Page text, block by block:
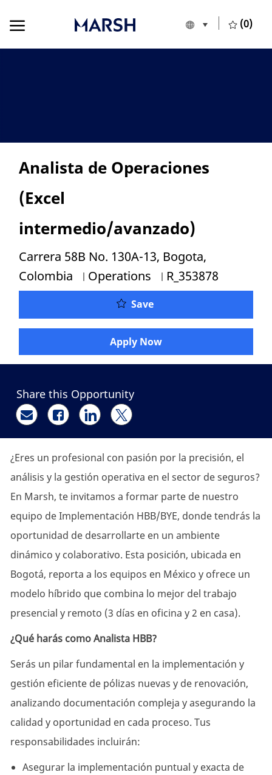
Language
English (0)
Analista de Operaciones
(Excel
intermedio/avanzado)
Location
Carrera 58B No. 130A-13, Bogota,
Colombia
Category
Operations Job Id
R_353878
SaveAnalista de
Apply Now
Share this Opportunity
Share via email
Share via Facebook
Share via LinkedIn
Share via twitter
¿Eres un profesional con pasión por la precisión, el
análisis y la gestión operativa en el sector de seguros?
En Marsh, te invitamos a formar parte de nuestro
equipo de Implementación HBB/BYE, donde tendrás la
oportunidad de desarrollarte en un ambiente
dinámico y colaborativo. Esta posición, ubicada en
Bogotá, reporta a los equipos en México y ofrece un
modelo híbrido que combina lo mejor del trabajo
presencial y remoto (3 días en oficina y 2 en casa).
¿Qué harás como Analista HBB?
Serás un pilar fundamental en la implementación y
gestión eficiente de pólizas nuevas y de renovación,
analizando documentación compleja y asegurando la
calidad y oportunidad en cada proceso. Tus
responsabilidades incluirán:
Asegurar la implementación puntual y exacta de